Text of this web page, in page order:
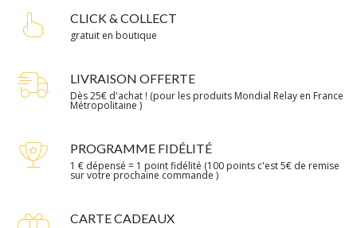
CLICK & COLLECT
gratuit en boutique
LIVRAISON OFFERTE
Dès 25€ d'achat ! (pour les produits Mondial Relay en France
Métropolitaine )
PROGRAMME FIDÉLITÉ
1 € dépensé = 1 point fidélité (100 points c'est 5€ de remise
sur votre prochaine commande )
CARTE CADEAUX